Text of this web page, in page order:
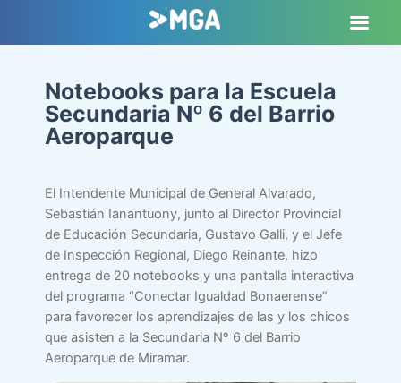
Notebooks para la Escuela
Secundaria Nº 6 del Barrio
Aeroparque
El Intendente Municipal de General Alvarado,
Sebastián Ianantuony, junto al Director Provincial
de Educación Secundaria, Gustavo Galli, y el Jefe
de Inspección Regional, Diego Reinante, hizo
entrega de 20 notebooks y una pantalla interactiva
del programa “Conectar Igualdad Bonaerense”
para favorecer los aprendizajes de las y los chicos
que asisten a la Secundaria Nº 6 del Barrio
Aeroparque de Miramar.